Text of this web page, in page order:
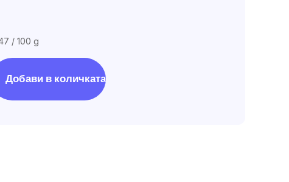
/ 100 g
Добави в количката